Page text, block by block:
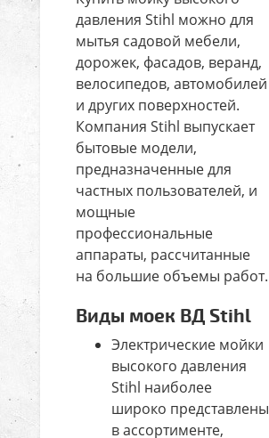
давления Stihl можно для
мытья садовой мебели,
дорожек, фасадов, веранд,
велосипедов, автомобилей
и других поверхностей.
Компания Stihl выпускает
бытовые модели,
предназначенные для
частных пользователей, и
мощные
профессиональные
аппараты, рассчитанные
на большие объемы работ.
Виды моек ВД Stihl
Электрические мойки
высокого давления
Stihl наиболее
широко представлены
в ассортименте,